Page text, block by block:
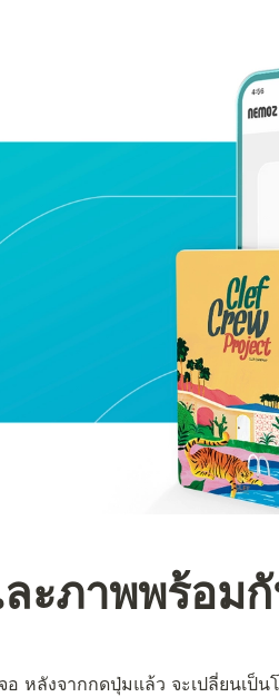
ะภาพพร้อม
หลังจากกดปุ่มแล้ว จะเปลี่ยนเป็น